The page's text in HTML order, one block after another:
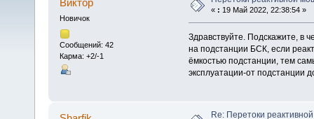
Виктор
Новичок
Сообщений: 42
Карма: +2/-1
« : 19 Май 2022, 22:38:54 »
Здравствуйте. Подскажите, в
на подстанции БСК, если
ёмкостью подстанции, тем
эксплуатации-от подстанции
Re: Перетоки